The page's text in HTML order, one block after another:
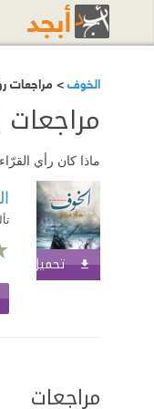
الخوف> مراجعات
ماذا كان رأي
تحميل
مراجعات